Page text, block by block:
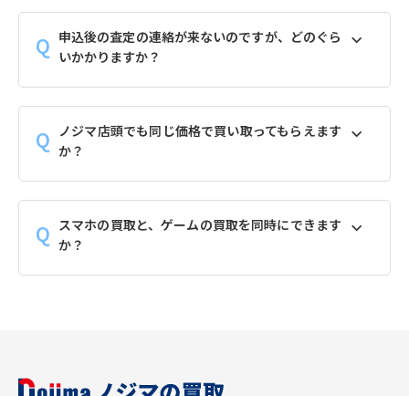
申込後の査定の連絡が来ないのですが、どのぐら
いかかりますか？
ノジマ店頭でも同じ価格で買い取ってもらえます
か？
スマホの買取と、ゲームの買取を同時にできます
か？